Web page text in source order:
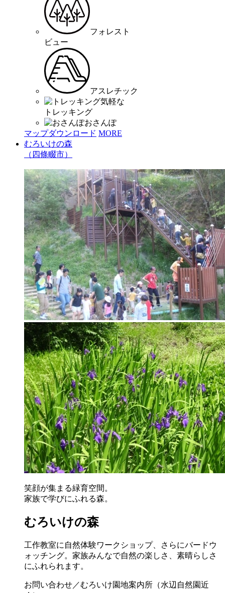
フォレスト
ビュー
アスレチック
気軽な
トレッキング
おさんぽ
マップダウンロード MORE
むろいけの森
（四條畷市）
笑顔が集まる緑育空間。
家族で学びにふれる森。
むろいけの森
工作教室に自然体験ワークショップ、さらにバードウ
ォッチング。家族みんなで自然の楽しさ、素晴らしさ
にふれられます。
お問い合わせ／むろいけ園地案内所（水辺自然園近